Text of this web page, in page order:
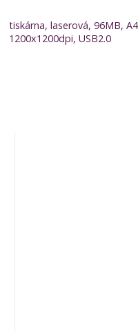
tiskárna, laserová, 96MB,
1200x1200dpi, USB2.0